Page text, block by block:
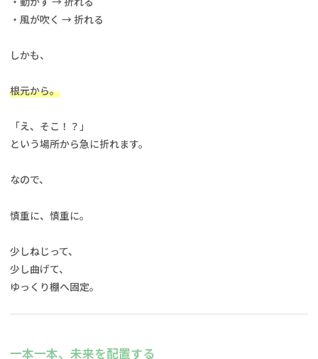
・風が吹く → 折れる
しかも、
根元から。
「え、そこ！？」
という場所から急に折れます。
なので、
慎重に、慎重に。
少しねじって、
少し曲げて、
ゆっくり棚へ固定。
一本一本、未来を配置する